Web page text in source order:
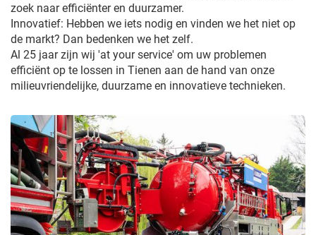
zoek naar efficiënter en duurzamer.
Innovatief: Hebben we iets nodig en vinden we het niet op
de markt? Dan bedenken we het zelf.
Al 25 jaar zijn wij 'at your service' om uw problemen
efficiënt op te lossen in Tienen aan de hand van onze
milieuvriendelijke, duurzame en innovatieve technieken.